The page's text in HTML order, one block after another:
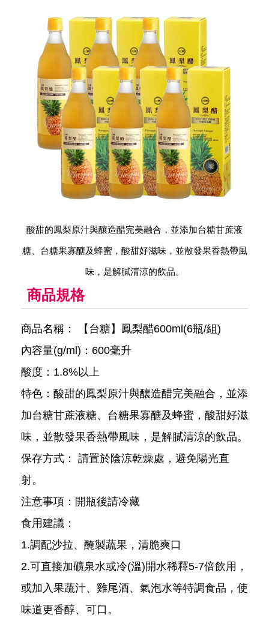
酸甜的鳳梨原汁與釀造醋完美融合，並添加台糖甘蔗液
糖、台糖果寡醣及蜂蜜，酸甜好滋味，並散發果香熱帶風
味，是解膩清涼的飲品。
商品規格
商品名稱： 【台糖】鳳梨醋600ml(6瓶/組)
內容量(g/ml)：600毫升
酸度：1.8%以上
特色：酸甜的鳳梨原汁與釀造醋完美融合，並添
加台糖甘蔗液糖、台糖果寡醣及蜂蜜，酸甜好滋
味，並散發果香熱帶風味，是解膩清涼的飲品。
保存方式： 請置於陰涼乾燥處，避免陽光直
射。
注意事項：開瓶後請冷藏
食用建議：
1.調配沙拉、醃製蔬果，清脆爽口
2.可直接加礦泉水或冷(溫)開水稀釋5-7倍飲用，
或加入果蔬汁、雞尾酒、氣泡水等特調食品，使
味道更香醇、可口。